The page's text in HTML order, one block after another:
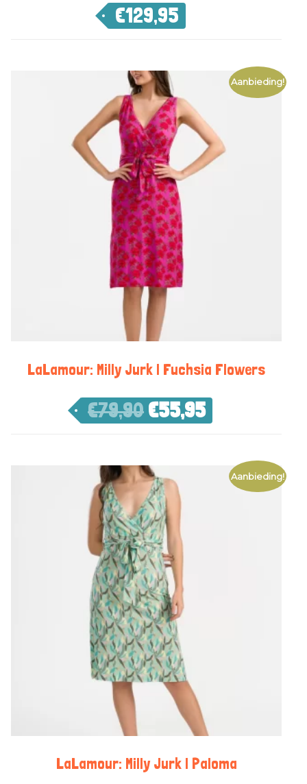
€129,95
Aanbieding!
LaLamour: Milly Jurk | Fuchsia Flowers
€79,90 €55,95
Aanbieding!
LaLamour: Milly Jurk | Paloma